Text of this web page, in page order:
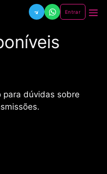
Entrar
para dúvidas sobre